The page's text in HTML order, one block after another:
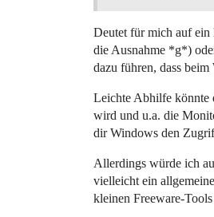
Deutet für mich auf ein
die Ausnahme *g*)
dazu führen, dass
Leichte Abhilfe könnte
wird und u.a. die
dir Windows den
Allerdings würde ich
vielleicht ein
kleinen Freeware-